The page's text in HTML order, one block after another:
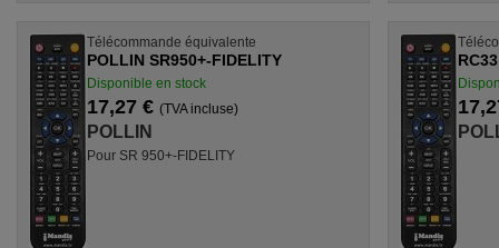
Télécommande équivalente
POLLIN SR950+-FIDELITY
Disponible en stock
17,27 € (TVA incluse)
POLLIN
Pour SR 950+-FIDELITY
RC33